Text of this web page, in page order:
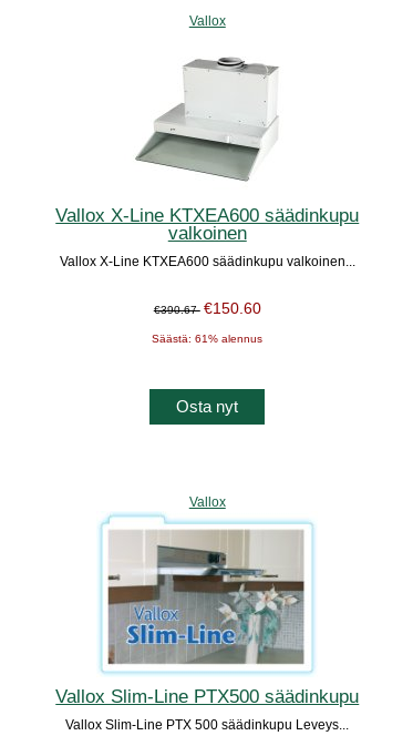
Vallox
Vallox X-Line KTXEA600 säädinkupu
valkoinen
Vallox X-Line KTXEA600 säädinkupu valkoinen...
€390.67 €150.60
Säästä: 61% alennus
Osta nyt
Vallox
Vallox Slim-Line PTX500 säädinkupu
Vallox Slim-Line PTX 500 säädinkupu Leveys...